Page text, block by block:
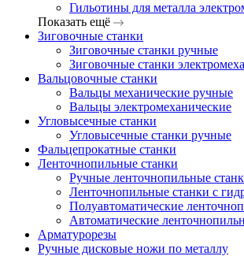
Гильотины для металла
Показать ещё
Зиговочные станки
Зиговочные станки ручные
Зиговочные станки
Вальцовочные станки
Вальцы механические ручные
Вальцы электромеханические
Угловысечные станки
Угловысечные станки ручные
Фальцепрокатные станки
Ленточнопильные станки
Ручные ленточнопильные
Ленточнопильные станки с
Полуавтоматические
Автоматические
Арматурорезы
Ручные дисковые ножи по металлу